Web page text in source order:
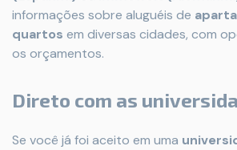
informações sobre aluguéis de
quartos em diversas cidades, com
os orçamentos.
Direto com as
Se você já foi aceito em uma